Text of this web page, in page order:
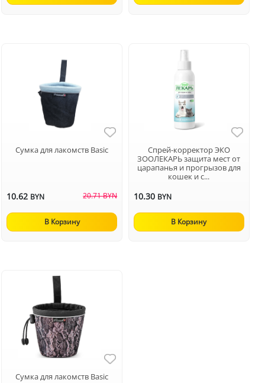
Сумка для лакомств Basic
10.62 BYN 20.71 BYN
В Корзину
Спрей-корректор ЭКО
ЗООЛЕКАРЬ защита мест от
царапанья и прогрызов для
кошек и с...
10.30 BYN
В Корзину
Сумка для лакомств Basic